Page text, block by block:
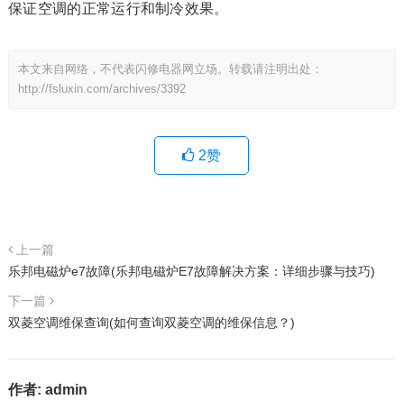
保证空调的正常运行和制冷效果。
本文来自网络，不代表闪修电器网立场。转载请注明出处：
http://fsluxin.com/archives/3392
2赞
上一篇
乐邦电磁炉e7故障(乐邦电磁炉E7故障解决方案：详细步骤与技巧)
下一篇
双菱空调维保查询(如何查询双菱空调的维保信息？)
作者: admin